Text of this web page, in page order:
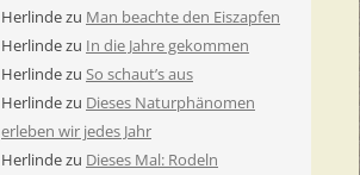
Herlindezu Man beachte den Eiszapfen
Herlindezu In die Jahre gekommen
Herlindezu So schaut’s aus
Herlindezu Dieses Naturphänomen
erleben wir jedes Jahr
Herlindezu Dieses Mal: Rodeln